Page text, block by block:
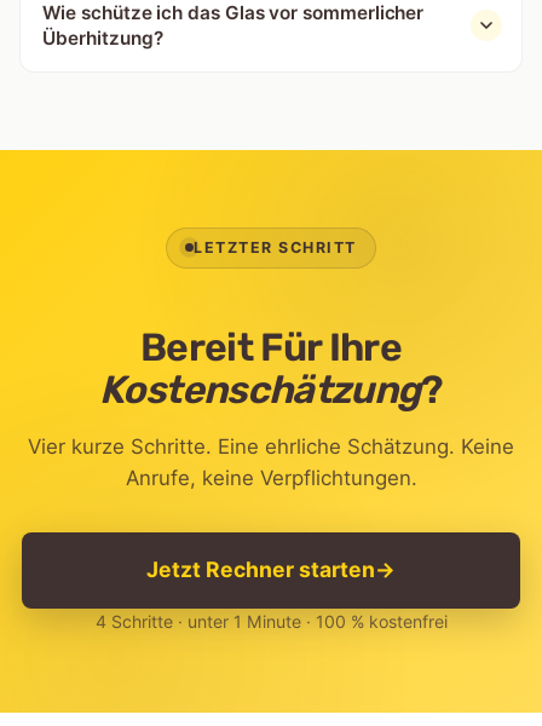
Wie schütze ich das Glas vor sommerlicher
Überhitzung?
LETZTER SCHRITT
Bereit Für Ihre
Kostenschätzung?
Vier kurze Schritte. Eine ehrliche Schätzung. Keine
Anrufe, keine Verpflichtungen.
Jetzt Rechner starten→
4 Schritte · unter 1 Minute · 100 % kostenfrei